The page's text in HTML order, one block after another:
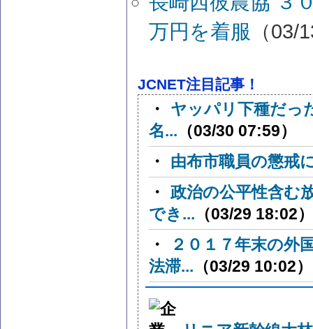
万円を着服 （03/
JCNET注目記事！
・
ヤッパリ下種だっ
名... （03/30 07:59）
・
由布市職員の懲戒
・ 政治の公平性含む
でき... （03/29 18:02）
・
２０１７年末の外
法滞... （03/29 10:02）